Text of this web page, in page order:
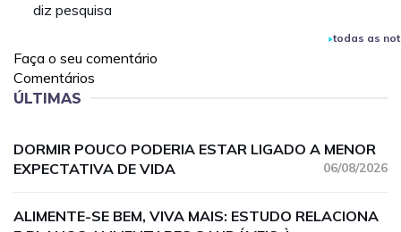
diz pesquisa
todas as
Faça o seu comentário
Comentários
ÚLTIMAS
DORMIR POUCO PODERIA ESTAR LIGADO A MENOR
EXPECTATIVA DE VIDA
06/08/2026
ALIMENTE-SE BEM, VIVA MAIS: ESTUDO RELACIONA